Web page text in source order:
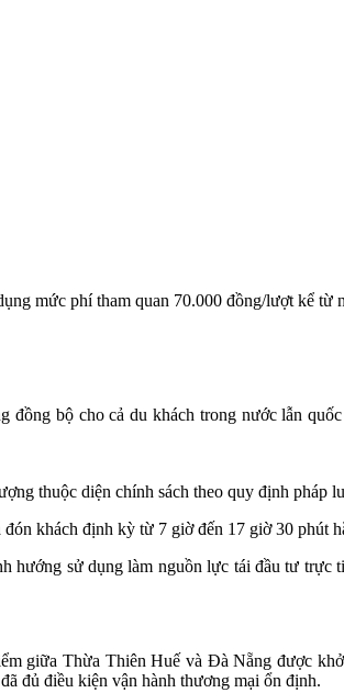
mức phí tham quan 70.000 đồng/lượt kể từ
bộ cho cả du khách trong nước lẫn
thuộc diện chính sách theo quy định pháp
khách định kỳ từ 7 giờ đến 17 giờ 30 phút
hướng sử dụng làm nguồn lực tái đầu tư trực
giữa Thừa Thiên Huế và Đà Nẵng được
đủ điều kiện vận hành thương mại ổn định.